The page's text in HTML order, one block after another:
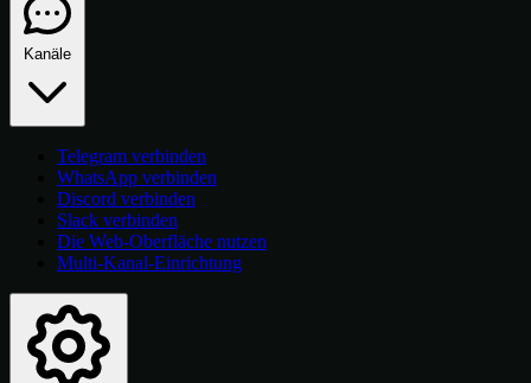
Kanäle
Telegram verbinden
WhatsApp verbinden
Discord verbinden
Slack verbinden
Die Web-Oberfläche nutzen
Multi-Kanal-Einrichtung